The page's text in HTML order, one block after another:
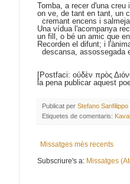
Tomba, a recer d'una creu
on ve, de tant en tant, un
cremant encens i
Una vídua l'acompanya
un fill, o bé un amic que
Recorden el difunt; i
descansa, assossegada
[Postfaci: οὐδὲν πρὸς
la pena publicar aquest
Publicat per Stefano Sanfilippo
Etiquetes de comentaris:
Missatges més recents
Subscriure's a: Missatges